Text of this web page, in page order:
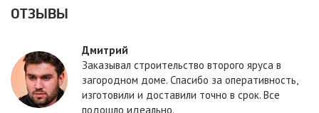
ОТЗЫВЫ
Дмитрий
Заказывал строительство второго яруса в
загородном доме. Спасибо за оперативность,
изготовили и доставили точно в срок. Все
подошло идеально.